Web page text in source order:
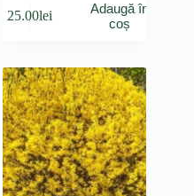
25.00lei
Adaugă în
coș